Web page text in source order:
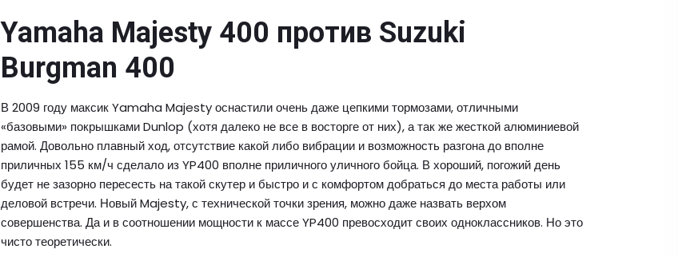
Yamaha Majesty 400 против Suzuki
Burgman 400
В 2009 году максик Yamaha Majesty оснастили очень даже цепкими тормозами, отличными
«базовыми» покрышками Dunlop (хотя далеко не все в восторге от них), а так же жесткой алюминиевой
рамой. Довольно плавный ход, отсутствие какой либо вибрации и возможность разгона до вполне
приличных 155 км/ч сделало из YP400 вполне приличного уличного бойца. В хороший, погожий день
будет не зазорно пересесть на такой скутер и быстро и с комфортом добраться до места работы или
деловой встречи. Новый Majesty, с технической точки зрения, можно даже назвать верхом
совершенства. Да и в соотношении мощности к массе YP400 превосходит своих одноклассников. Но это
чисто теоретически.